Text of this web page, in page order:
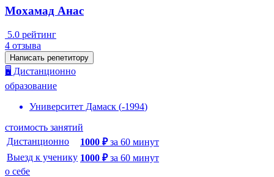
Мохамад Анас
5.0 рейтинг
4 отзыва
Написать репетитору
🖥️ Дистанционно
образование
Университет Дамаск (-1994)
стоимость занятий
Дистанционно
1000 ₽ за 60 минут
Выезд к ученику 1000 ₽ за 60 минут
о себе